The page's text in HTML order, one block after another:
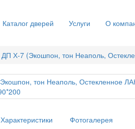
Каталог дверей Услуги О
ДП Х-7 (Экошпон, тон Неаполь,
Характеристики Фотогалерея